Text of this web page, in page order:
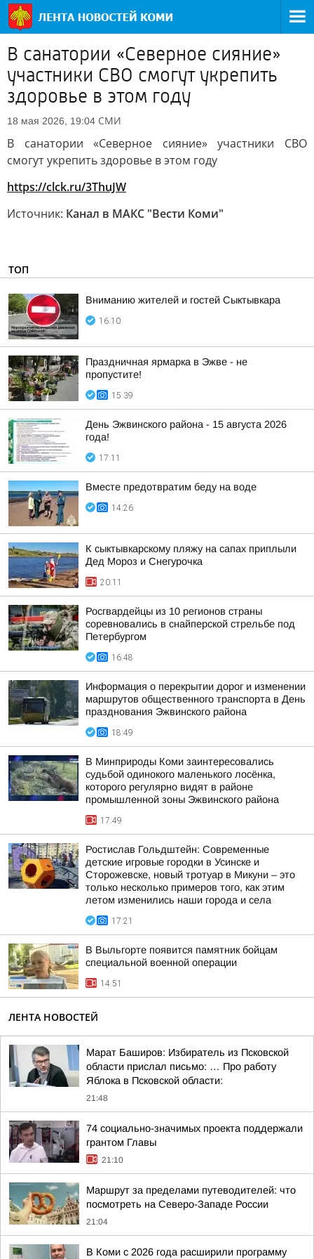
В санатории «Северное сияние»
участники СВО смогут укрепить
здоровье в этом году
18 мая 2026, 19:04 СМИ
В санатории «Северное сияние» участники СВО
смогут укрепить здоровье в этом году
https://clck.ru/3ThuJW
Источник: Канал в МАКС "Вести Коми"
ТОП
Вниманию жителей и гостей Сыктывкара
16:10
Праздничная ярмарка в Эжве - не
пропустите!
15:39
День Эжвинского района - 15 августа 2026
года!
17:11
Вместе предотвратим беду на воде
14:26
К сыктывкарскому пляжу на сапах приплыли
Дед Мороз и Снегурочка
20:11
Росгвардейцы из 10 регионов страны
соревновались в снайперской стрельбе под
Петербургом
16:48
Информация о перекрытии дорог и изменении
маршрутов общественного транспорта в День
празднования Эжвинского района
18:49
В Минприроды Коми заинтересовались
судьбой одинокого маленького лосёнка,
которого регулярно видят в районе
промышленной зоны Эжвинского района
17:49
Ростислав Гольдштейн: Современные
детские игровые городки в Усинске и
Сторожевске, новый тротуар в Микуни – это
только несколько примеров того, как этим
летом изменились наши города и села
17:21
В Выльгорте появится памятник бойцам
специальной военной операции
14:51
ЛЕНТА НОВОСТЕЙ
Марат Баширов: Избиратель из Псковской
области прислал письмо: … Про работу
Яблока в Псковской области:
21:48
74 социально-значимых проекта поддержали
грантом Главы
21:10
Маршрут за пределами путеводителей: что
посмотреть на Северо-Западе России
21:04
В Коми с 2026 года расширили программу